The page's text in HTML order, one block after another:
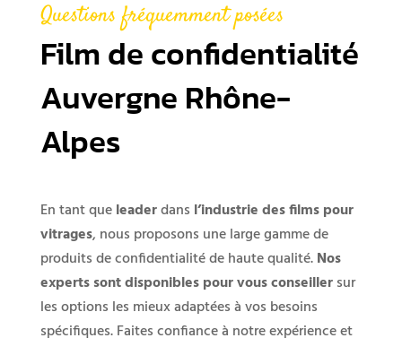
Questions fréquemment posées
Film de confidentialité
Auvergne Rhône-
Alpes
En tant queleaderdans l’industrie des films pour
vitrages, nous proposons une large gamme de
produits de confidentialité de haute qualité.Nos
experts sont disponibles pour vous conseillersur
les options les mieux adaptées à vos besoins
spécifiques. Faites confiance à notre expérience et